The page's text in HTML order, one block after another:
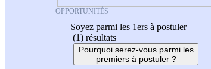
OPPORTUNITÉS
Soyez parmi les 1ers à postuler
(1) résultats
Pourquoi serez-vous parmi les
premiers à postuler ?